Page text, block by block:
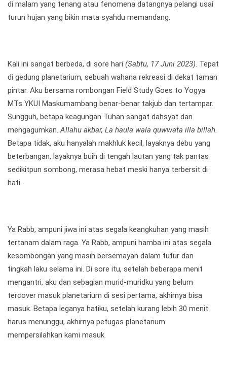
di malam yang tenang atau fenomena datangnya pelangi usai
turun hujan yang bikin mata syahdu memandang.
Kali ini sangat berbeda, di sore hari (Sabtu, 17 Juni 2023). Tepat
di gedung planetarium, sebuah wahana rekreasi di dekat taman
pintar. Aku bersama rombongan Field Study Goes to Yogya
MTs YKUI Maskumambang benar-benar takjub dan tertampar.
Sungguh, betapa keagungan Tuhan sangat dahsyat dan
mengagumkan.Allahu akbar, La haula wala quwwata illa billah.
Betapa tidak, aku hanyalah makhluk kecil, layaknya debu yang
beterbangan, layaknya buih di tengah lautan yang tak pantas
sedikitpun sombong, merasa hebat meski hanya terbersit di
hati.
Ya Rabb, ampuni jiwa ini atas segala keangkuhan yang masih
tertanam dalam raga. Ya Rabb, ampuni hamba ini atas segala
kesombongan yang masih bersemayan dalam tutur dan
tingkah laku selama ini. Di sore itu, setelah beberapa menit
mengantri, aku dan sebagian murid-muridku yang belum
tercover masuk planetarium di sesi pertama, akhirnya bisa
masuk. Betapa leganya hatiku, setelah kurang lebih 30 menit
harus menunggu, akhirnya petugas planetarium
mempersilahkan kami masuk.